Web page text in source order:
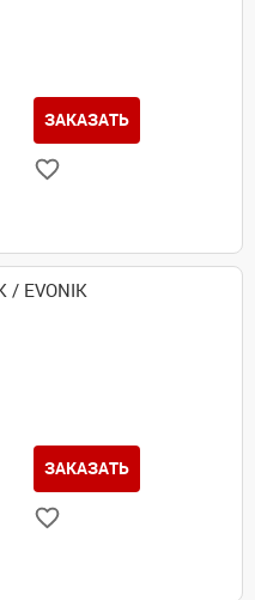
ЗАКАЗАТЬ
/ EVONIK
ЗАКАЗАТЬ